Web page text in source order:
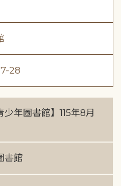
28
少年圖書館】115年8月
書館